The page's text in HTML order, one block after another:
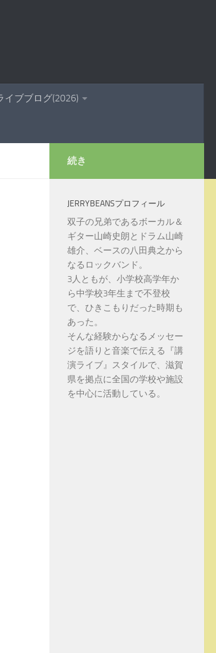
イブブログ(2026)
続き
JERRYBEANSプロフィール
双子の兄弟であるボーカル＆
ギター山崎史朗とドラム山崎
雄介、ベースの八田典之から
なるロックバンド。
3人ともが、小学校高学年か
ら中学校3年生まで不登校
で、ひきこもりだった時期も
あった。
そんな経験からなるメッセー
ジを語りと音楽で伝える『講
演ライブ』スタイルで、滋賀
県を拠点に全国の学校や施設
を中心に活動している。